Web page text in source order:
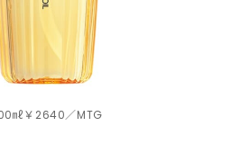
㎖￥2640／MTG